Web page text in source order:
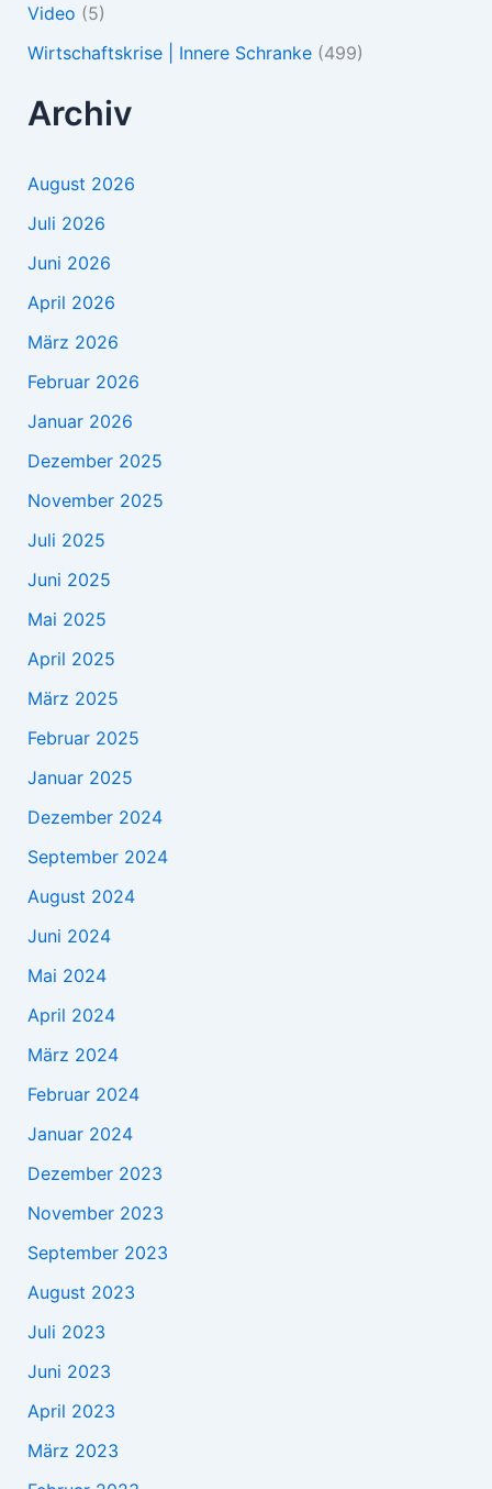
Video (5)
Wirtschaftskrise | Innere Schranke(499)
Archiv
August 2026
Juli 2026
Juni 2026
April 2026
März 2026
Februar 2026
Januar 2026
Dezember 2025
November 2025
Juli 2025
Juni 2025
Mai 2025
April 2025
März 2025
Februar 2025
Januar 2025
Dezember 2024
September 2024
August 2024
Juni 2024
Mai 2024
April 2024
März 2024
Februar 2024
Januar 2024
Dezember 2023
November 2023
September 2023
August 2023
Juli 2023
Juni 2023
April 2023
März 2023